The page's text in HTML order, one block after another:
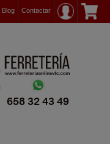
Contactar
Blog